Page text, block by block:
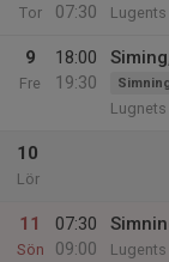
Tor
07:30
Lugents
9
Fre
18:00
19:30
Lugnets
10
Lör
11
Sön
07:30
09:00
Lugents